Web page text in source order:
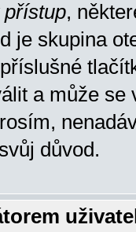
přístup,
je skupina
a může se
důvod.